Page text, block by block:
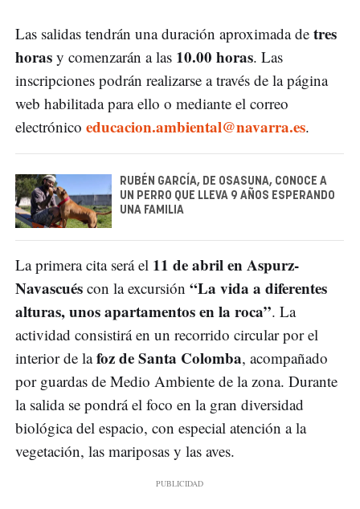
Las salidas tendrán una duración aproximada de tres
horas y comenzarán a las 10.00 horas. Las
inscripciones podrán realizarse a través de la página
web habilitada para ello o mediante el correo
electrónico educacion.ambiental@navarra.es.
RUBÉN GARCÍA, DE OSASUNA, CONOCE A
UN PERRO QUE LLEVA 9 AÑOS ESPERANDO
UNA FAMILIA
La primera cita será el 11 de abril en Aspurz-
Navascués con la excursión “La vida a diferentes
alturas, unos apartamentos en la roca”. La
actividad consistirá en un recorrido circular por el
interior de lafoz de Santa Colomba, acompañado
por guardas de Medio Ambiente de la zona. Durante
la salida se pondrá el foco en la gran diversidad
biológica del espacio, con especial atención a la
vegetación, las mariposas y las aves.